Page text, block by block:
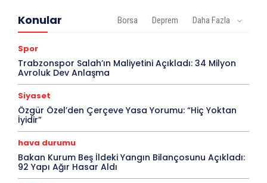
Konular Borsa Deprem Daha Fazla
Spor
Trabzonspor Salah’ın Maliyetini Açıkladı: 34 Milyon
Avroluk Dev Anlaşma
Siyaset
Özgür Özel’den Çerçeve Yasa Yorumu: “Hiç Yoktan
İyidir”
hava durumu
Bakan Kurum Beş İldeki Yangın Bilançosunu Açıkladı:
92 Yapı Ağır Hasar Aldı